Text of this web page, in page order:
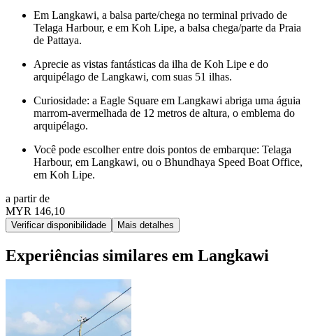
Em Langkawi, a balsa parte/chega no terminal privado de
Telaga Harbour, e em Koh Lipe, a balsa chega/parte da Praia
de Pattaya.
Aprecie as vistas fantásticas da ilha de Koh Lipe e do
arquipélago de Langkawi, com suas 51 ilhas.
Curiosidade: a Eagle Square em Langkawi abriga uma águia
marrom-avermelhada de 12 metros de altura, o emblema do
arquipélago.
Você pode escolher entre dois pontos de embarque: Telaga
Harbour, em Langkawi, ou o Bhundhaya Speed Boat Office,
em Koh Lipe.
a partir de
MYR 146,10
Verificar disponibilidade Mais detalhes
Experiências similares em Langkawi